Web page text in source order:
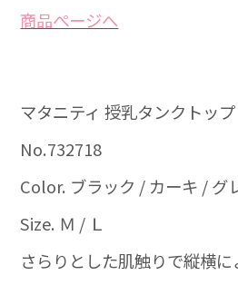
商品ぺージへ
マタニティ 授乳タンクトップ
No.732718
Color. ブラック / カーキ / グ
Size. Ｍ / Ｌ
さらりとした肌触りで縦横